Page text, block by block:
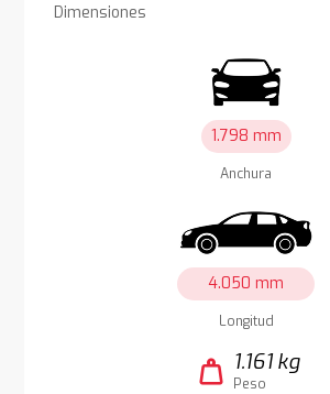
Dimensiones
1.798 mm
Anchura
4.050 mm
Longitud
weight 1.161 kg
Peso